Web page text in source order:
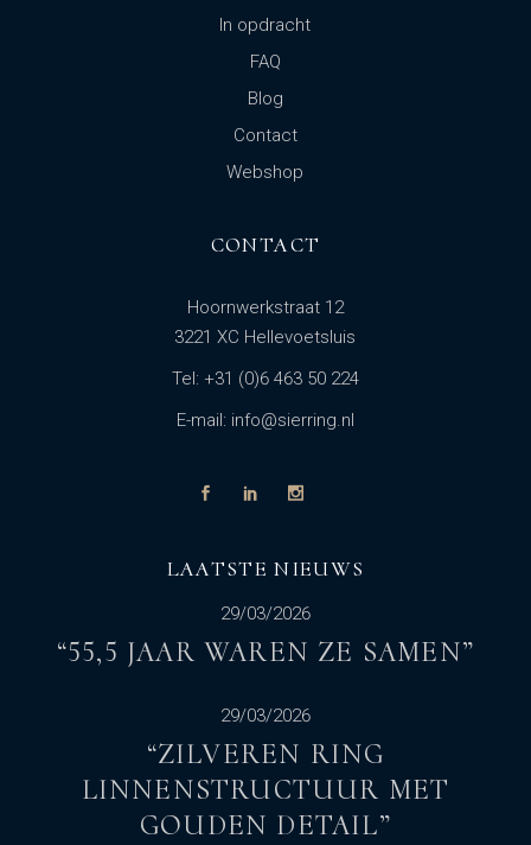
In opdracht
FAQ
Blog
Contact
Webshop
CONTACT
Hoornwerkstraat 12
3221 XC Hellevoetsluis
Tel: +31 (0)6 463 50 224
E-mail: info@sierring.nl
LAATSTE NIEUWS
29/03/2026
“55,5 JAAR WAREN ZE SAMEN”
29/03/2026
“ZILVEREN RING
LINNENSTRUCTUUR MET
GOUDEN DETAIL”